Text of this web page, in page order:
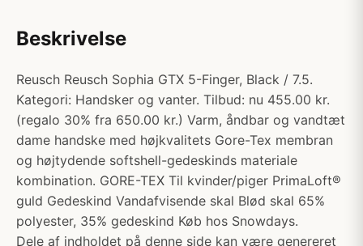
Beskrivelse
Reusch Reusch Sophia GTX 5-Finger, Black / 7.5.
Kategori: Handsker og vanter. Tilbud: nu 455.00 kr.
(regalo 30% fra 650.00 kr.) Varm, åndbar og vandtæt
dame handske med højkvalitets Gore-Tex membran
og højtydende softshell-gedeskinds materiale
kombination. GORE-TEX Til kvinder/piger PrimaLoft®
guld Gedeskind Vandafvisende skal Blød skal 65%
polyester, 35% gedeskind Køb hos Snowdays.
Dele af indholdet på denne side kan være genereret